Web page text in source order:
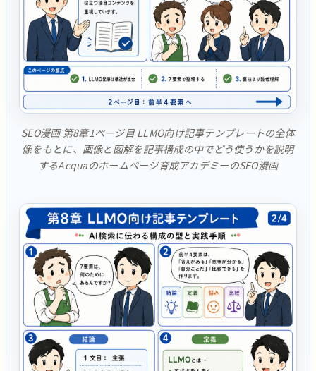
SEO漫画 第8章1ページ目 LLMO向け記事テンプレートの全体
像をもとに、画像と図解を記事構成の中でどう使うかを説明
するAcquaのホームページ育成アカデミーのSEO漫画